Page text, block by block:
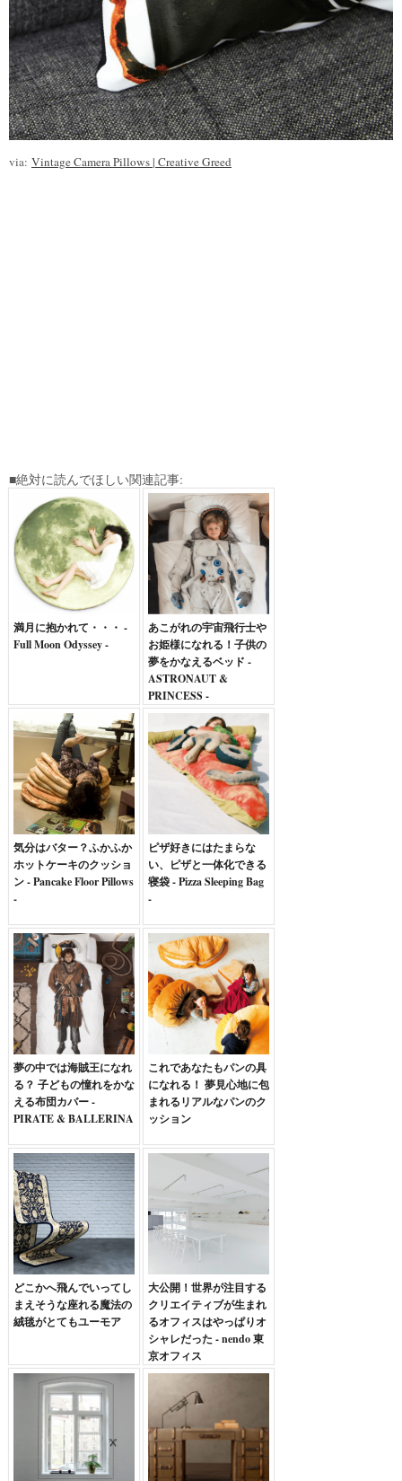
via: Vintage Camera Pillows | Creative Greed
■絶対に読んでほしい関連記事:
満月に抱かれて・・・ -
Full Moon Odyssey -
あこがれの宇宙飛行士や
お姫様になれる！子供の
夢をかなえるベッド -
ASTRONAUT &
PRINCESS -
気分はバター？ふかふか
ホットケーキのクッショ
ン - Pancake Floor Pillows
-
ピザ好きにはたまらな
い、ピザと一体化できる
寝袋 - Pizza Sleeping Bag
-
夢の中では海賊王になれ
る？ 子どもの憧れをかな
える布団カバー -
PIRATE & BALLERINA
これであなたもパンの具
になれる！ 夢見心地に包
まれるリアルなパンのク
ッション
どこかへ飛んでいってし
まえそうな座れる魔法の
絨毯がとてもユーモア
大公開！世界が注目する
クリエイティブが生まれ
るオフィスはやっぱりオ
シャレだった - nendo 東
京オフィス